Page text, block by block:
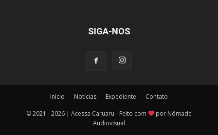
SIGA-NOS
Início Notícias Expediente Contato
© 2021 - 2026 | Acessa Caruaru - Feito com
por Nômade
Audiovisual